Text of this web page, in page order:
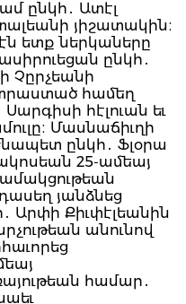
ընկհ․ Ատէլ
յիշատակին։
ետք ներկաները
ընկհ․
Չըրչեանի
համեղ
Սարգիսի հէլուան եւ
Մասնաճիւղի
ընկհ․ Ֆլօրա
25-ամեայ
յանձնեց
Արփի Քիւփէլեանին
անունով
համար․